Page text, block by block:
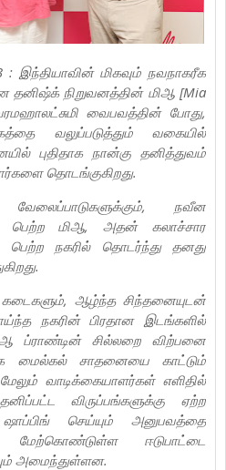
மிகவும் நவநாகரீக
தனிஷ்க் நிறுவனத்தின் மிஆ [Mia
வைபவத்தின் போது,
வலுப்படுத்தும் வகையில்
புதிதாக நான்கு தனித்துவம்
தொடங்குகிறது.
வேலைப்பாடுகளுக்கும், நவீன
பெற்ற மிஆ, அதன் கலாச்சார
பெற்ற நகரில் தொடர்ந்து தனது
கடைகளும், ஆழ்ந்த சிந்தனையுடன்
நகரின் பிரதான இடங்களில்
சில்லறை விற்பனை
மைல்கல் சாதனையை காட்டும்
வாடிக்கையாளர்கள் எளிதில்
விருப்பங்களுக்கு ஏற்ற
செய்யும் அனுபவத்தை
மேற்கொண்டுள்ள ஈடுபாட்டை
அமைந்துள்ளன.